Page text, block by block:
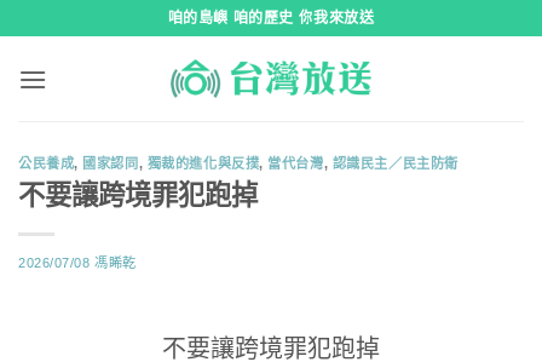
咱的島嶼 咱的歷史 你我來放送
公民養成, 國家認同, 獨裁的進化與反撲, 當代台灣, 認識民主／民主防衛
不要讓跨境罪犯跑掉
2026/07/08 馮睎乾
不要讓跨境罪犯跑掉